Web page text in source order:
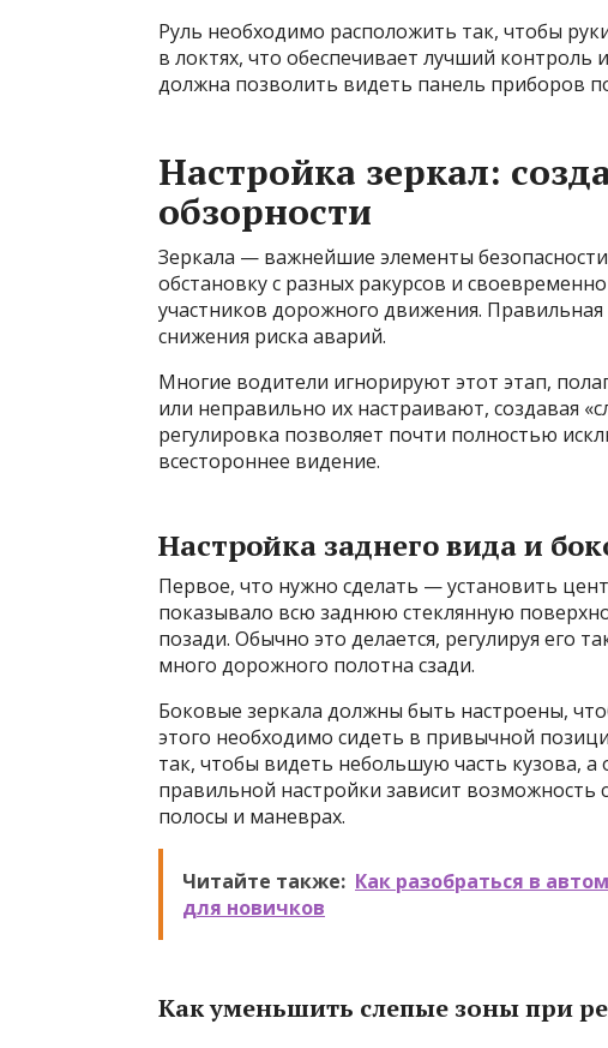
Руль необходимо расположить так, чтобы
в локтях, что обеспечивает лучший контроль
должна позволить видеть панель приборов
Настройка зеркал:
обзорности
Зеркала — важнейшие элементы
обстановку с разных ракурсов и
участников дорожного движения.
снижения риска аварий.
Многие водители игнорируют этот этап,
или неправильно их настраивают, создавая
регулировка позволяет почти полностью
всестороннее видение.
Настройка заднего вида и
Первое, что нужно сделать — установить
показывало всю заднюю стеклянную
позади. Обычно это делается, регулируя его
много дорожного полотна сзади.
Боковые зеркала должны быть настроены,
этого необходимо сидеть в привычной
так, чтобы видеть небольшую часть кузова, а
правильной настройки зависит
полосы и маневрах.
Читайте также: Как разобраться в
для новичков
Как уменьшить слепые зоны при